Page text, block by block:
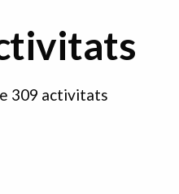
309 activitats